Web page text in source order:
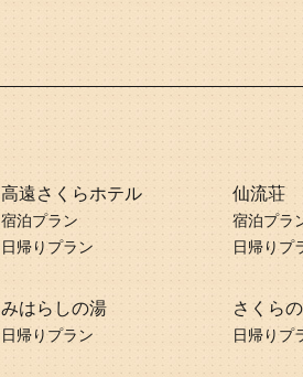
高遠さくらホテル
宿泊プラン
日帰りプラン
仙流荘
宿泊プラ
日帰りプ
みはらしの湯
日帰りプラン
さくら
日帰りプ